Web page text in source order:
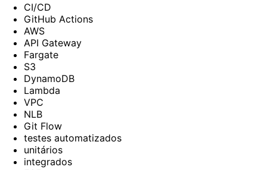
CI/CD
GitHub Actions
AWS
API Gateway
Fargate
S3
DynamoDB
Lambda
VPC
NLB
Git Flow
testes automatizados
unitários
integrados